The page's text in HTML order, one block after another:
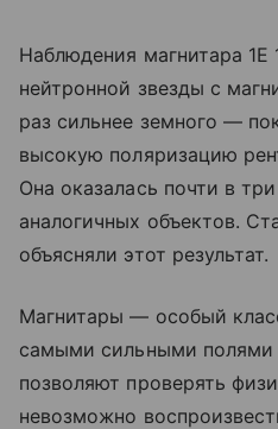
Наблюдения магнитара
нейтронной звезды с
раз сильнее земного —
высокую поляризацию
Она оказалась почти в
аналогичных объектов.
объясняли этот результат.
Магнитары — особый
самыми сильными полями
позволяют проверять
невозможно